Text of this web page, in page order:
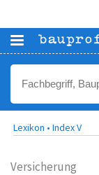
Lexikon • Index V
Versicherung